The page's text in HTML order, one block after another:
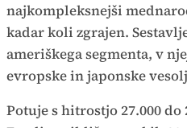
najkompleksnejši
kadar koli zgrajen.
ameriškega segmenta, v
evropske in japonske
Potuje s hitrostjo 27.000